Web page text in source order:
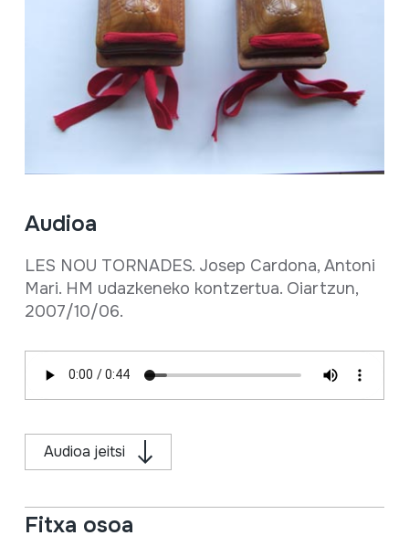
Audioa
LES NOU TORNADES. Josep Cardona, Antoni
Mari. HM udazkeneko kontzertua. Oiartzun,
2007/10/06.
Audioa jeitsi
Fitxa osoa